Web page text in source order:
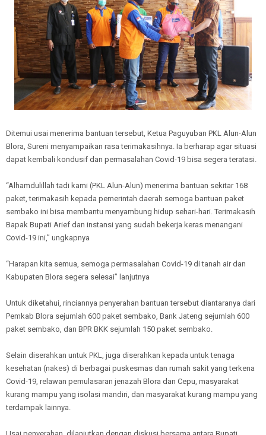
Ditemui usai menerima bantuan tersebut, Ketua Paguyuban PKL Alun-Alun
Blora, Sureni menyampaikan rasa terimakasihnya. Ia berharap agar situasi
dapat kembali kondusif dan permasalahan Covid-19 bisa segera teratasi.
“Alhamdulillah tadi kami (PKL Alun-Alun) menerima bantuan sekitar 168
paket, terimakasih kepada pemerintah daerah semoga bantuan paket
sembako ini bisa membantu menyambung hidup sehari-hari. Terimakasih
Bapak Bupati Arief dan instansi yang sudah bekerja keras menangani
Covid-19 ini,” ungkapnya
“Harapan kita semua, semoga permasalahan Covid-19 di tanah air dan
Kabupaten Blora segera selesai” lanjutnya
Untuk diketahui, rinciannya penyerahan bantuan tersebut diantaranya dari
Pemkab Blora sejumlah 600 paket sembako, Bank Jateng sejumlah 600
paket sembako, dan BPR BKK sejumlah 150 paket sembako.
Selain diserahkan untuk PKL, juga diserahkan kepada untuk tenaga
kesehatan (nakes) di berbagai puskesmas dan rumah sakit yang terkena
Covid-19, relawan pemulasaran jenazah Blora dan Cepu, masyarakat
kurang mampu yang isolasi mandiri, dan masyarakat kurang mampu yang
terdampak lainnya.